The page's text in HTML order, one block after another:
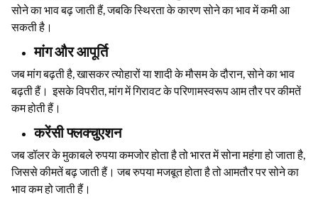
सोने का भाव बढ़ जाती हैं, जबकि स्थिरता के कारण सोने का भाव में कमी आ
सकती है।
मांग और आपूर्ति
जब मांग बढ़ती है, खासकर त्योहारों या शादी के मौसम के दौरान, सोने का भाव
बढ़ती हैं। इसके विपरीत, मांग में गिरावट के परिणामस्वरूप आम तौर पर कीमतें
कम होती हैं।
करेंसी फ्लक्चुएशन
जब डॉलर के मुकाबले रुपया कमजोर होता है तो भारत में सोना महंगा हो जाता है,
जिससे कीमतें बढ़ जाती हैं। जब रुपया मजबूत होता है तो आमतौर पर सोने का
भाव कम हो जाती हैं।